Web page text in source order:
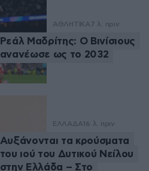
ΑΘΛΗΤΙΚΑ7 λ. πριν
Ρεάλ Μαδρίτης: Ο Βινίσιους
ανανέωσε ως το 2032
ΕΛΛΑΔΑ 16 λ. πριν
Αυξάνονται τα κρούσματα
του ιού του Δυτικού Νείλου
στην Ελλάδα – Στο